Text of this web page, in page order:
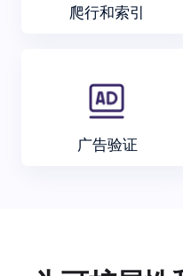
爬行和索引
广告验证